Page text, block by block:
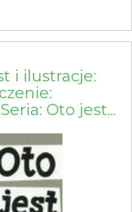
i ilustracje:
Oto jest...